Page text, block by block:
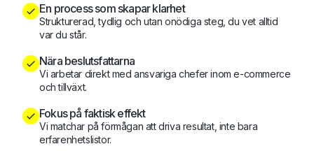
En process som skapar klarhet
Strukturerad, tydlig och utan onödiga steg, du vet alltid
var du står.
Nära beslutsfattarna
Vi arbetar direkt med ansvariga chefer inom e-commerce
och tillväxt.
Fokus på faktisk effekt
Vi matchar på förmågan att driva resultat, inte bara
erfarenhetslistor.